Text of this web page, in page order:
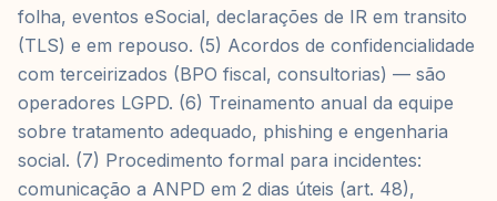
folha, eventos eSocial, declarações de IR em transito
(TLS) e em repouso. (5) Acordos de confidencialidade
com terceirizados (BPO fiscal, consultorias) — são
operadores LGPD. (6) Treinamento anual da equipe
sobre tratamento adequado, phishing e engenharia
social. (7) Procedimento formal para incidentes:
comunicação a ANPD em 2 dias úteis (art. 48),